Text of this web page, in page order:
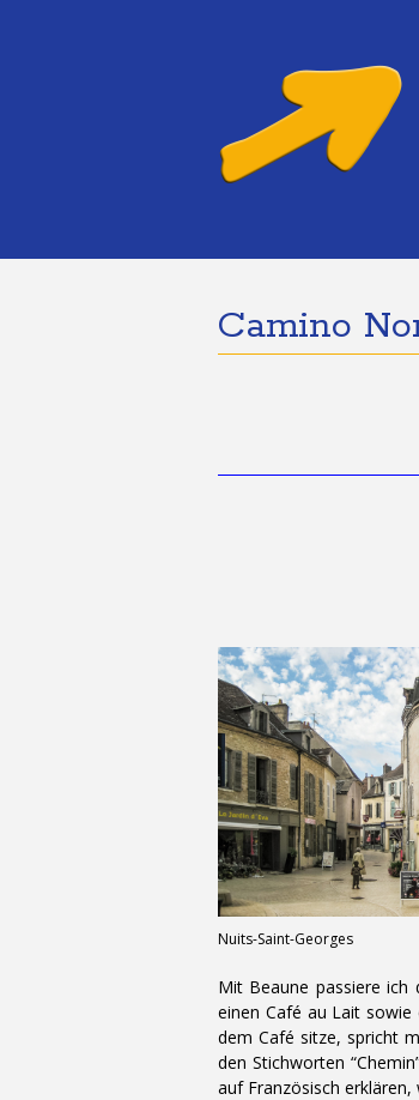
Camino
Nuits-Saint-Georges
Mit Beaune passiere
einen Café au Lait sowie
dem Café sitze, spricht
den Stichworten
auf Französisch